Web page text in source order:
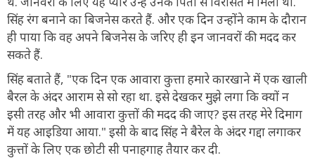
सिंह रंग बनाने का बिजनेस करते हैं. और एक दिन उन्होंने काम के दौरान
ही पाया कि वह अपने बिजनेस के जरिए ही इन जानवरों की मदद कर
सकते हैं.
सिंह बताते हैं, "एक दिन एक आवारा कुत्ता हमारे कारखाने में एक खाली
बैरल के अंदर आराम से सो रहा था. इसे देखकर मुझे लगा कि क्यों न
इसी तरह और भी आवारा कुत्तों की मदद की जाए? इस तरह मेरे दिमाग
में यह आइडिया आया." इसी के बाद सिंह ने बैरेल के अंदर गद्दा लगाकर
कुत्तों के लिए एक छोटी सी पनाहगाह तैयार कर दी.